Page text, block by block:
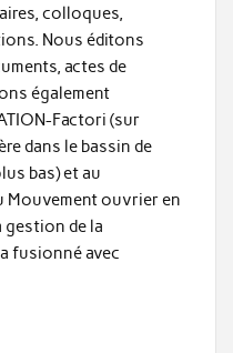
colloques,
Nous éditons
actes de
également
Factori (sur
dans le bassin de
bas) et au
Mouvement ouvrier en
gestion de la
fusionné avec